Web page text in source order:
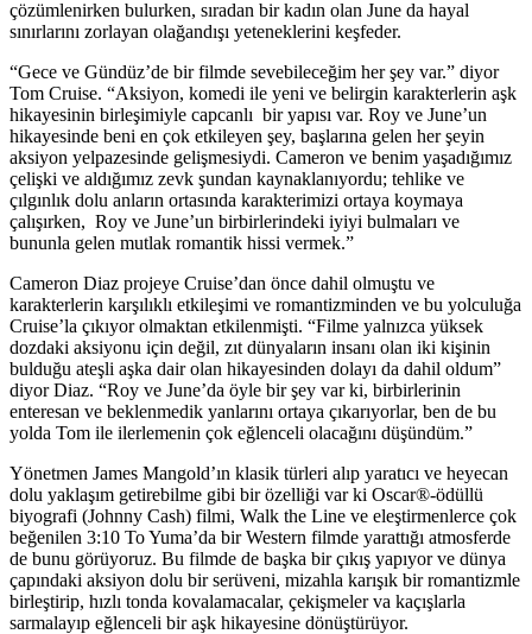
çözümlenirken bulurken, sıradan bir kadın olan June da hayal
sınırlarını zorlayan olağandışı yeteneklerini keşfeder.
“Gece ve Gündüz’de bir filmde sevebileceğim her şey var.” diyor
Tom Cruise. “Aksiyon, komedi ile yeni ve belirgin karakterlerin aşk
hikayesinin birleşimiyle capcanlı bir yapısı var. Roy ve June’un
hikayesinde beni en çok etkileyen şey, başlarına gelen her şeyin
aksiyon yelpazesinde gelişmesiydi. Cameron ve benim yaşadığımız
çelişki ve aldığımız zevk şundan kaynaklanıyordu; tehlike ve
çılgınlık dolu anların ortasında karakterimizi ortaya koymaya
çalışırken, Roy ve June’un birbirlerindeki iyiyi bulmaları ve
bununla gelen mutlak romantik hissi vermek.”
Cameron Diaz projeye Cruise’dan önce dahil olmuştu ve
karakterlerin karşılıklı etkileşimi ve romantizminden ve bu yolculuğa
Cruise’la çıkıyor olmaktan etkilenmişti. “Filme yalnızca yüksek
dozdaki aksiyonu için değil, zıt dünyaların insanı olan iki kişinin
bulduğu ateşli aşka dair olan hikayesinden dolayı da dahil oldum”
diyor Diaz. “Roy ve June’da öyle bir şey var ki, birbirlerinin
enteresan ve beklenmedik yanlarını ortaya çıkarıyorlar, ben de bu
yolda Tom ile ilerlemenin çok eğlenceli olacağını düşündüm.”
Yönetmen James Mangold’ın klasik türleri alıp yaratıcı ve heyecan
dolu yaklaşım getirebilme gibi bir özelliği var ki Oscar®-ödüllü
biyografi (Johnny Cash) filmi, Walk the Line ve eleştirmenlerce çok
beğenilen 3:10 To Yuma’da bir Western filmde yarattığı atmosferde
de bunu görüyoruz. Bu filmde de başka bir çıkış yapıyor ve dünya
çapındaki aksiyon dolu bir serüveni, mizahla karışık bir romantizmle
birleştirip, hızlı tonda kovalamacalar, çekişmeler va kaçışlarla
sarmalayıp eğlenceli bir aşk hikayesine dönüştürüyor.